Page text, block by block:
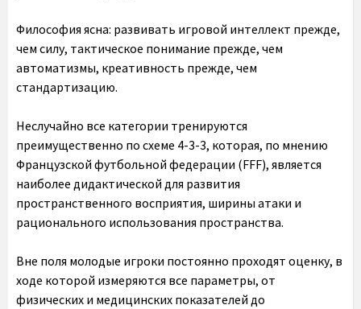
Философия ясна: развивать игровой интеллект прежде,
чем силу, тактическое понимание прежде, чем
автоматизмы, креативность прежде, чем
стандартизацию.
Неслучайно все категории тренируются
преимущественно по схеме 4-3-3, которая, по мнению
Французской футбольной федерации (FFF), является
наиболее дидактической для развития
пространственного восприятия, ширины атаки и
рационального использования пространства.
Вне поля молодые игроки постоянно проходят оценку, в
ходе которой измеряются все параметры, от
физических и медицинских показателей до